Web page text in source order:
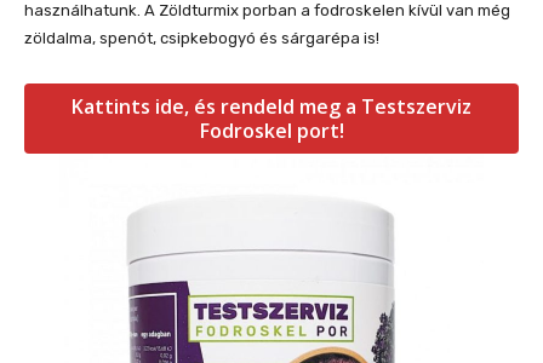
használhatunk. A Zöldturmix porban a fodroskelen kívül van még
zöldalma, spenót, csipkebogyó és sárgarépa is!
Kattints ide, és rendeld meg a Testszerviz
Fodroskel port!